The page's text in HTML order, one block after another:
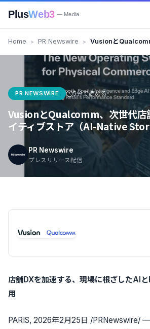
PlusWeb3 — Media
Home PR Newswire
Vusionと
（AI-Native Store™
PR NEWSWIRE 5分で読める
VusionとQualcomm、次世代店
イティブストア（AI-Native
PR Newswire
プレスリリース配信
店舗DXを加速する、現場に根ざしたAI と
用
PARIS, 2026年2月25日 /PRNewswire/ —